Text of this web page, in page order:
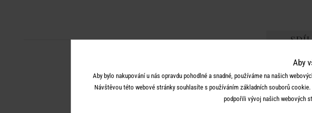
Aby
Aby bylo nakupování u nás opravdu pohodlné a snadné, používáme na našich
Návštěvou této webové stránky souhlasíte s používáním základních souborů
podpořili vývoj našich webových